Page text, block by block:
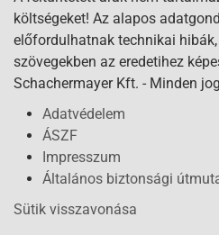
költségeket! Az alapos
előfordulhatnak technikai hibák,
szövegekben az eredetihez
Schachermayer Kft. - Minden
Adatvédelem
ÁSZF
Impresszum
Általános biztonsági
Sütik visszavonása